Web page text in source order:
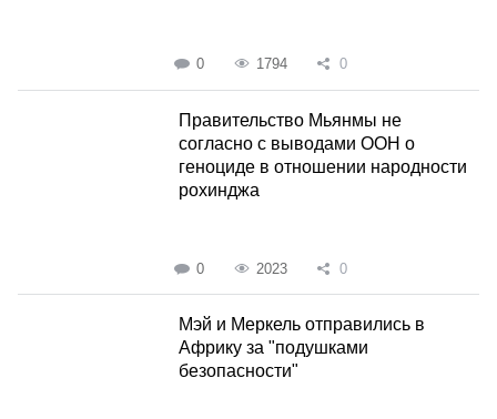
0 1794 0
Правительство Мьянмы не
согласно с выводами ООН о
геноциде в отношении народности
рохинджа
0 2023 0
Мэй и Меркель отправились в
Африку за "подушками
безопасности"